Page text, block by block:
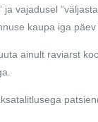
ja vajadusel
kaupa iga päev
ainult raviarst